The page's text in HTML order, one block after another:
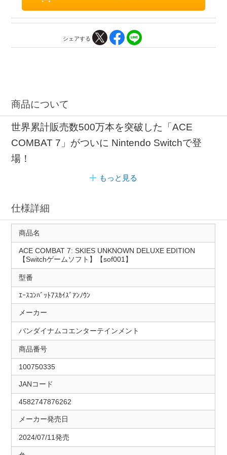
シェアする
商品について
世界累計販売数500万本を突破した「ACE
COMBAT 7」がついに Nintendo Switchで登
場！
もっと見る
仕様詳細
商品名
ACE COMBAT 7: SKIES UNKNOWN DELUXE EDITION
【Switchゲームソフト】【sof001】
型番
ｴｰｽｺﾝﾊﾞｯﾄ7ｽｶｲｽﾞｱﾝﾉｳﾝ
メーカー
バンダイナムコエンターテインメント
商品番号
100750335
JANコード
4582747876262
メーカー発売日
2024/07/11発売